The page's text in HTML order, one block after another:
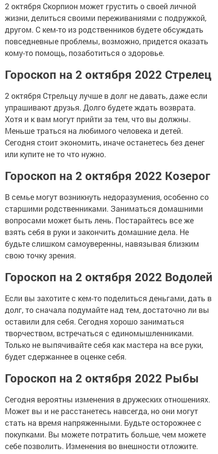
2 октября Скорпион может грустить о своей личной
жизни, делиться своими переживаниями с подружкой,
другом. С кем-то из родственников будете обсуждать
повседневные проблемы, возможно, придется оказать
кому-то помощь, позаботиться о здоровье.
Гороскоп на 2 октября 2022 Стрелец
2 октября Стрельцу лучше в долг не давать, даже если
упрашивают друзья. Долго будете ждать возврата.
Хотя и к вам могут прийти за тем, что вы должны.
Меньше траться на любимого человека и детей.
Сегодня стоит экономить, иначе останетесь без денег
или купите не то что нужно.
Гороскоп на 2 октября 2022 Козерог
В семье могут возникнуть недоразумения, особенно со
старшими родственниками. Заниматься домашними
вопросами может быть лень. Постарайтесь все же
взять себя в руки и закончить домашние дела. Не
будьте слишком самоуверенны, навязывая близким
свою точку зрения.
Гороскоп на 2 октября 2022 Водолей
Если вы захотите с кем-то поделиться деньгами, дать в
долг, то сначала подумайте над тем, достаточно ли вы
оставили для себя. Сегодня хорошо заниматься
творчеством, встречаться с единомышленниками.
Только не выпячивайте себя как мастера на все руки,
будет сдержаннее в оценке себя.
Гороскоп на 2 октября 2022 Рыбы
Сегодня вероятны изменения в дружеских отношениях.
Может вы и не расстанетесь навсегда, но они могут
стать на время напряженными. Будьте осторожнее с
покупками. Вы можете потратить больше, чем можете
себе позволить. Изменения во внешности отложите.